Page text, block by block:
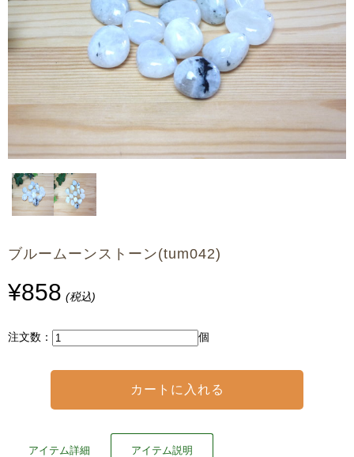
ブルームーンストーン(tum042)
¥858 (税込)
注文数： 個
アイテム詳細 アイテム説明